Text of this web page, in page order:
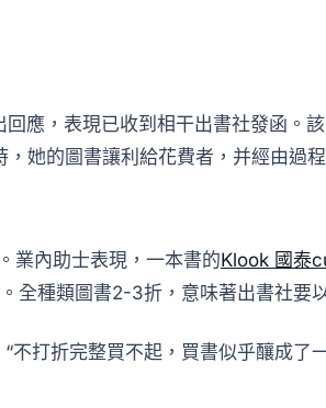
應，表現已收到相干出書社發函。
，她的圖書讓利給花費者，并經由過
業內助士表現，一本書的Klook 國泰
種類圖書2-3折，意味著出書社要
“不打折完整買不起，買書似乎釀成了